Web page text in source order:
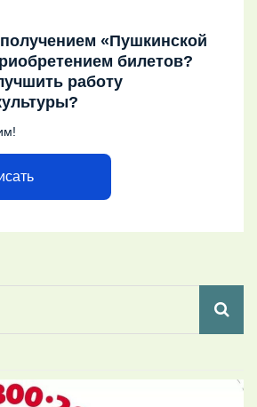
«Пушкинской
билетов?
работу